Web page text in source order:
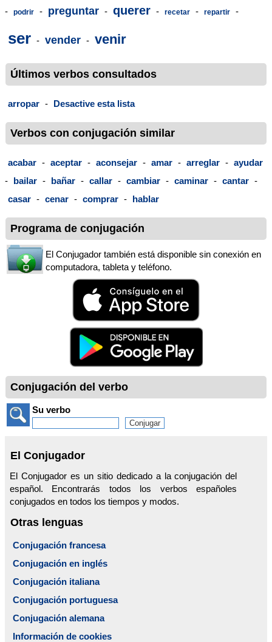
- podrir - preguntar - querer - recetar - repartir -
ser - vender - venir
Últimos verbos consultados
arropar - Desactive esta lista
Verbos con conjugación similar
acabar - aceptar - aconsejar - amar - arreglar - ayudar
- bailar - bañar - callar - cambiar - caminar - cantar -
casar - cenar - comprar - hablar
Programa de conjugación
El Conjugador también está disponible sin conexión en
computadora, tableta y teléfono.
Conjugación del verbo
Su verbo
El Conjugador
El Conjugador es un sitio dedicado a la conjugación del
español. Encontrarás todos los verbos españoles
conjugados en todos los tiempos y modos.
Otras lenguas
Conjugación francesa
Conjugación en inglés
Conjugación italiana
Conjugación portuguesa
Conjugación alemana
Información de cookies